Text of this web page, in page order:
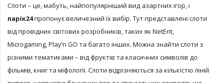
Слоти – це, мабуть, найпопулярніший вид азартних ігор, і
парік24пропонує величезний їх вибір. Тут представлені слоти
від провідних світових розробників, таких як NetEnt,
Microgaming, Play’n GO та багато інших. Можна знайти слоти з
різними тематиками – від фруктів та класичних символів до
фільмів, книг та міфології. Слоти відрізняються за кількістю ліній